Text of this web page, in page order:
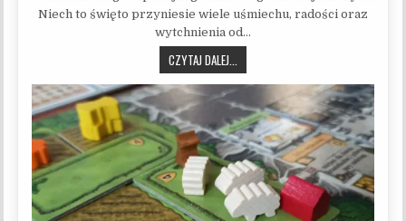
Niech to święto przyniesie wiele uśmiechu, radości oraz
wytchnienia od…
CZYTAJ DALEJ...